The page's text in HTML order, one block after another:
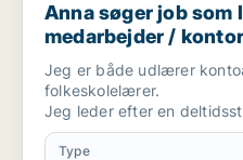
Anna søger job
medarbejder /
Jeg er både udlærer
folkeskolelærer.
Jeg leder efter en
være hjemvendt efter en
Type